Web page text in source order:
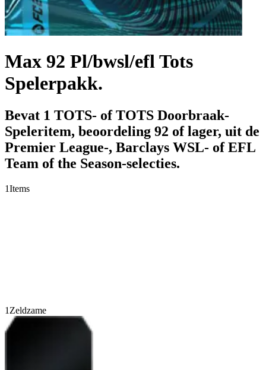
Max 92 Pl/bwsl/efl Tots
Spelerpakk.
Bevat 1 TOTS- of TOTS Doorbraak-
Speleritem, beoordeling 92 of lager, uit de
Premier League-, Barclays WSL- of EFL
Team of the Season-selecties.
1Items
1 Zeldzame